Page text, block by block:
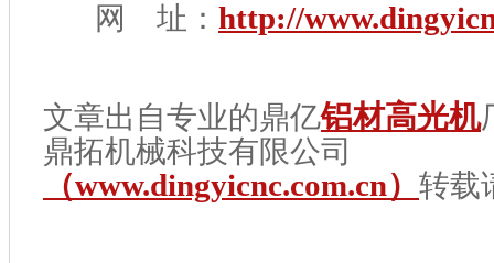
网 址： http://
文章出自专业的鼎亿铝材高光机
鼎拓机械科技有限公司
（www.dingyicnc.com.cn） 转载